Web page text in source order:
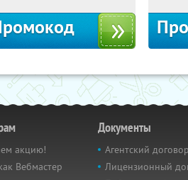
акцию!
Вебмастер
Документы
Агентский договор
Лицензионный